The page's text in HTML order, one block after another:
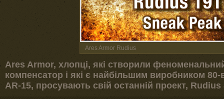
Ares Armor Rudius
Ares Armor, хлопці, які створили
компенсатор і які є найбільшим виробником 80-
AR-15, просувають свій останній проект, Rudius